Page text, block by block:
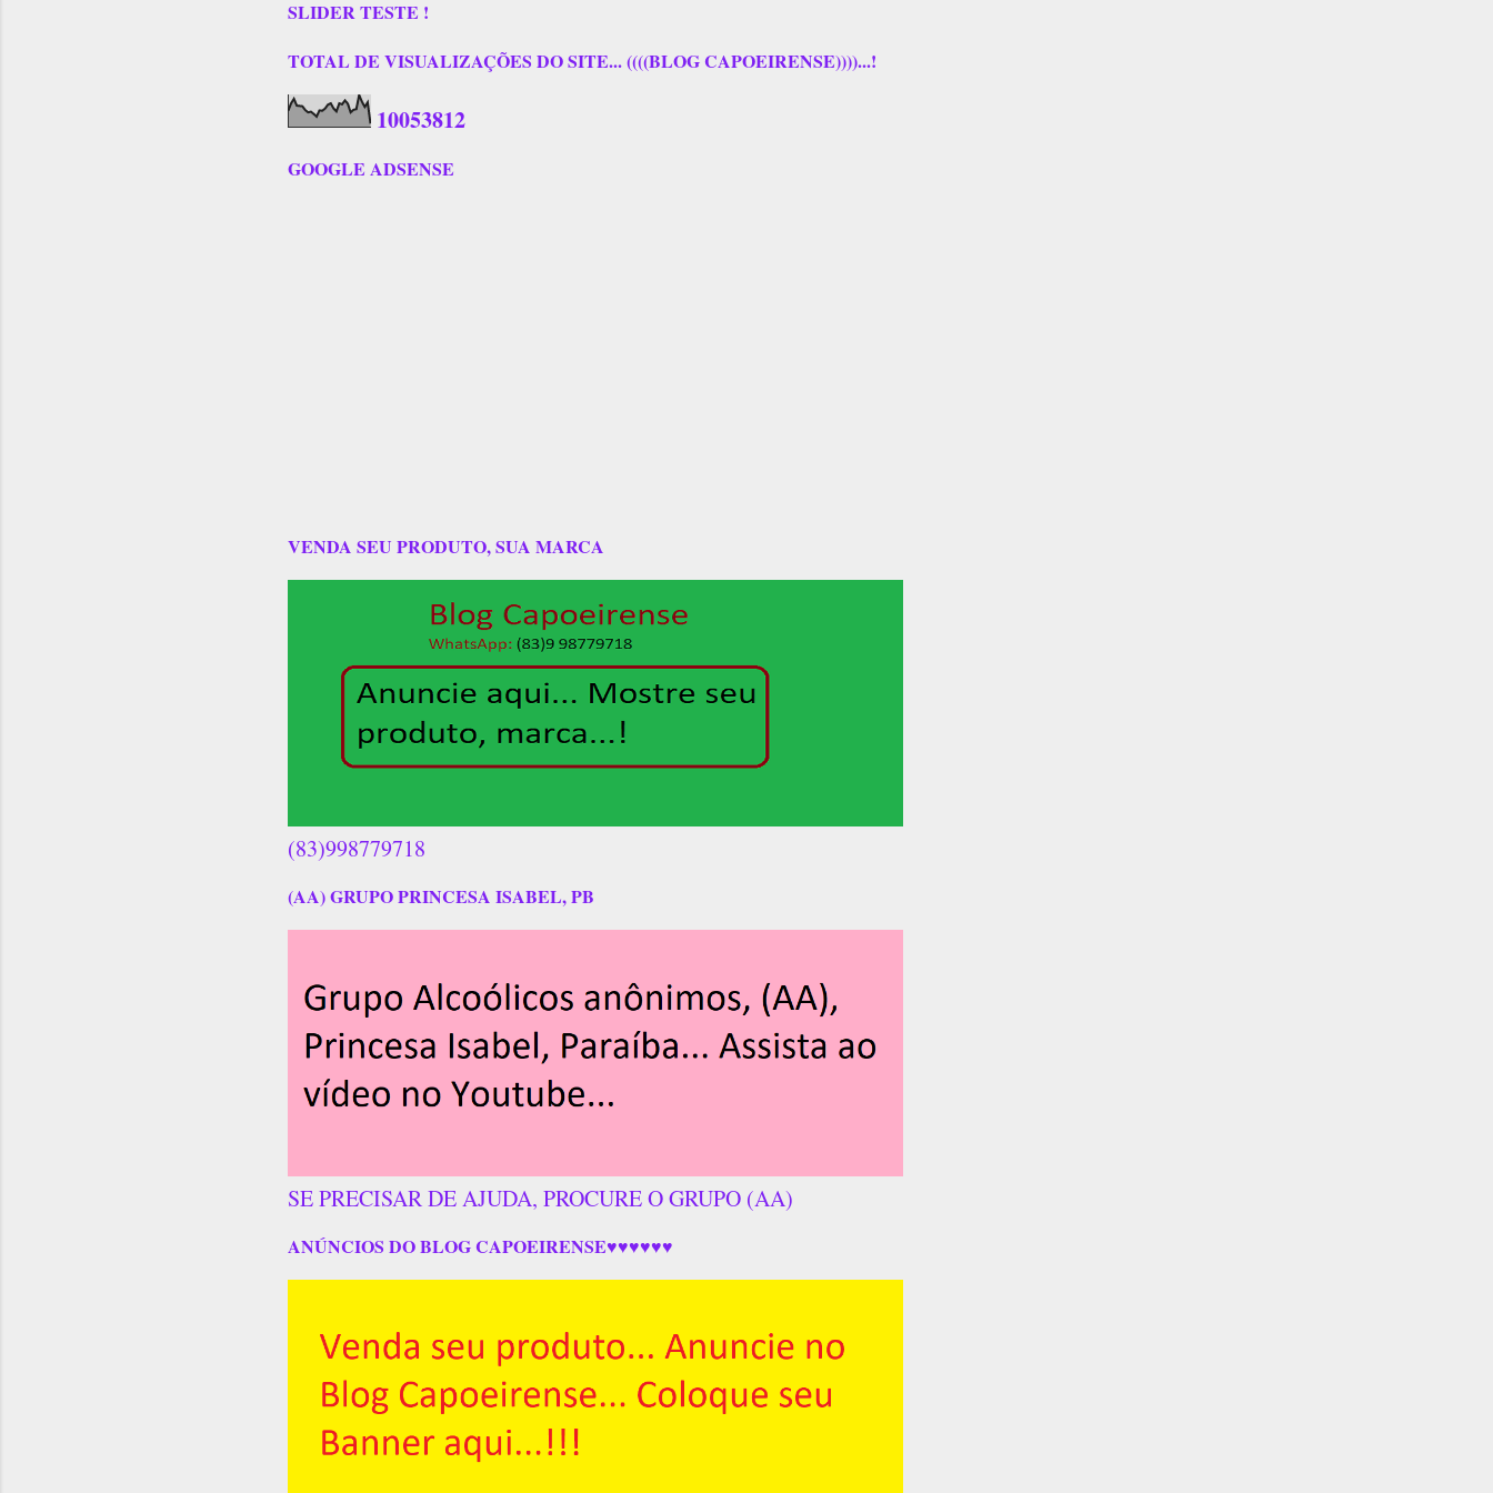
SLIDER TESTE !
TOTAL DE VISUALIZAÇÕES DO SITE... ((((BLOG CAPOEIRENSE))))...!
10053812
GOOGLE ADSENSE
VENDA SEU PRODUTO, SUA MARCA
(83)998779718
(AA) GRUPO PRINCESA ISABEL, PB
SE PRECISAR DE AJUDA, PROCURE O GRUPO (AA)
ANÚNCIOS DO BLOG CAPOEIRENSE♥♥♥♥♥♥